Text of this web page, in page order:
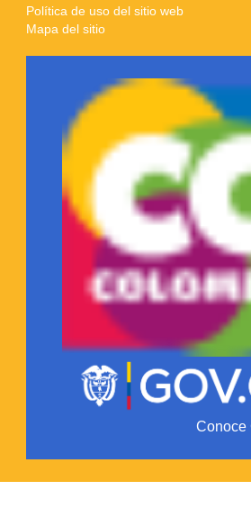
Política de uso del sitio web
Mapa del sitio
Conoce